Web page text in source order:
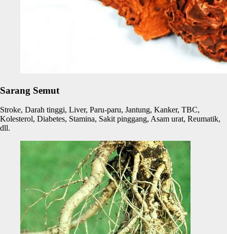
Sarang Semut
Stroke, Darah tinggi, Liver, Paru-paru, Jantung, Kanker, TBC,
Kolesterol, Diabetes, Stamina, Sakit pinggang, Asam urat, Reumatik,
dll.